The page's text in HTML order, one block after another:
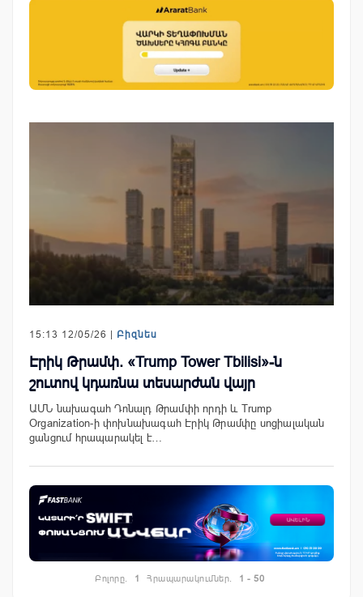
15:13 12/05/26 | Բիզնես
Էրիկ Թրամփ. «Trump Tower Tbilisi»-ն
շուտով կդառնա տեսարժան վայր
ԱՄՆ նախագահ Դոնալդ Թրամփի որդի և Trump
Organization-ի փոխնախագահ Էրիկ Թրամփը սոցիալական
ցանցում հրապարակել է…
Բոլորը. 1 Հրապարակումներ. 1 - 50